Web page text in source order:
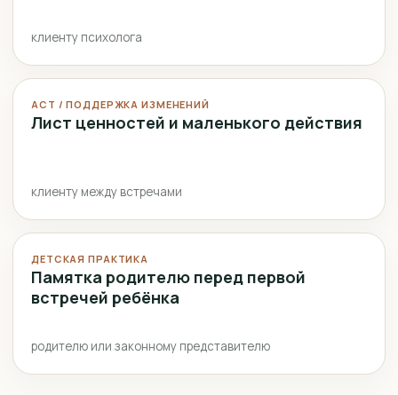
клиенту психолога
ACT / ПОДДЕРЖКА ИЗМЕНЕНИЙ
Лист ценностей и маленького действия
клиенту между встречами
ДЕТСКАЯ ПРАКТИКА
Памятка родителю перед первой
встречей ребёнка
родителю или законному представителю